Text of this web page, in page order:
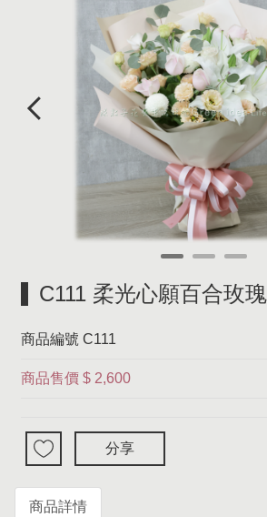
C111 柔光心願百合玫
商品編號 C111
商品售價 $ 2,600
分享
商品詳情